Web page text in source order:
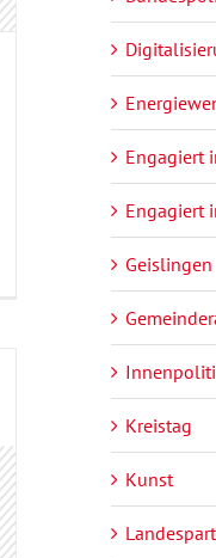
Engagiert
Engagiert
Geislingen
Kreistag
Kunst